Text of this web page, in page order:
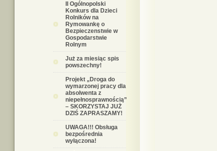
II Ogólnopolski
Konkurs dla Dzieci
Rolników na
Rymowankę o
Bezpieczenstwie w
Gospodarstwie
Rolnym
Już za miesiąc spis
powszechny!
Projekt „Droga do
wymarzonej pracy dla
absolwenta z
niepełnosprawnością”
– SKORZYSTAJ JUŻ
DZIŚ ZAPRASZAMY!
UWAGA!!! Obsługa
bezpośrednia
wyłączona!